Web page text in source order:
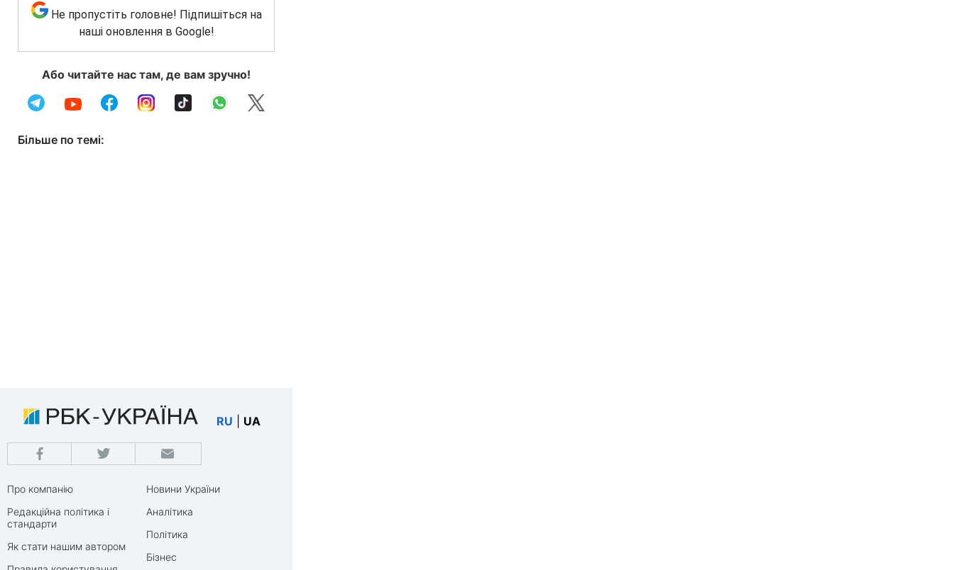
Не пропустіть головне! Підпишіться на
наші оновлення в Google!
Або читайте нас там, де вам зручно!
Більше по темі:
RU UA
Про компанію
Редакційна політика і
стандарти
Як стати нашим автором
Новини України
Аналітика
Політика
Бізнес